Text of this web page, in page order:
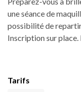
une séance de
possibilité de
Inscription sur
Tarifs